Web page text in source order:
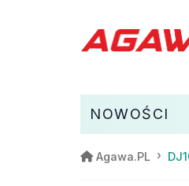
NOWOŚCI
Agawa.PL